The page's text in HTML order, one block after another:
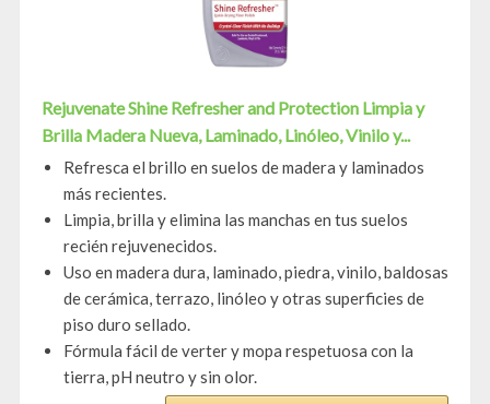
Rejuvenate Shine Refresher and Protection Limpia y
Brilla Madera Nueva, Laminado, Linóleo, Vinilo y...
Refresca el brillo en suelos de madera y laminados
más recientes.
Limpia, brilla y elimina las manchas en tus suelos
recién rejuvenecidos.
Uso en madera dura, laminado, piedra, vinilo, baldosas
de cerámica, terrazo, linóleo y otras superficies de
piso duro sellado.
Fórmula fácil de verter y mopa respetuosa con la
tierra, pH neutro y sin olor.